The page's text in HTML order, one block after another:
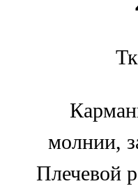
молнии,
Плечевой